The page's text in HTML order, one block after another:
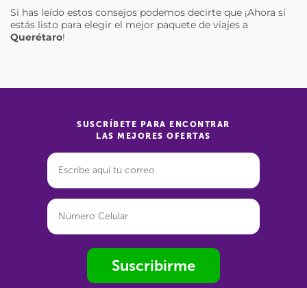
Si has leído estos consejos podemos decirte que ¡Ahora sí
estás listo para elegir el mejor paquete de viajes a
Querétaro!
SUSCRÍBETE PARA ENCONTRAR
LAS MEJORES OFERTAS
Suscribirme